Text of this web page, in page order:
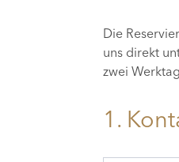
Die
uns direkt
zwei
1.